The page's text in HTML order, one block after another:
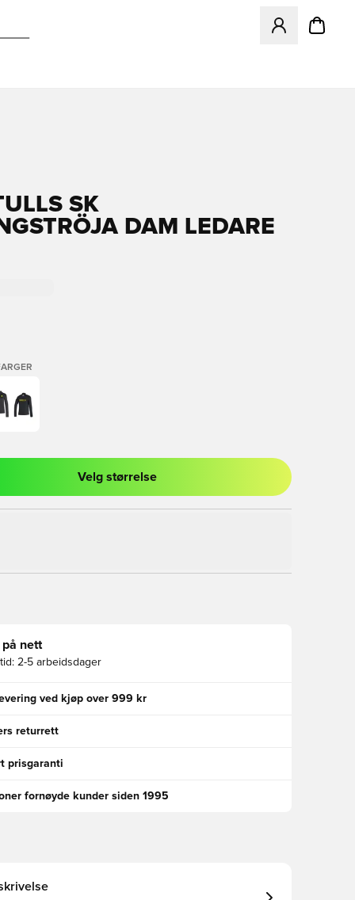
Åpner en
SK
DAM LEDARE
for å logge inn eller registrere deg som medlem
Velg størrelse
nett
2-5 arbeidsdager
ved kjøp over 999 kr
returrett
prisgaranti
fornøyde kunder siden 1995